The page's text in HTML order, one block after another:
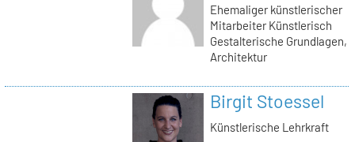
Ehemaliger künstlerischer
Mitarbeiter Künstlerisch
Gestalterische Grundlagen,
Architektur
Birgit Stoessel
Künstlerische Lehrkraft